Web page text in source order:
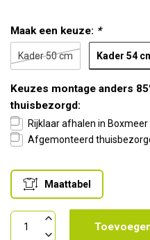
Maak een keuze: *
Kader 50 cm Kader 54
Keuzes montage anders
thuisbezorgd:
Rijklaar afhalen in
Afgemonteerd
Maattabel